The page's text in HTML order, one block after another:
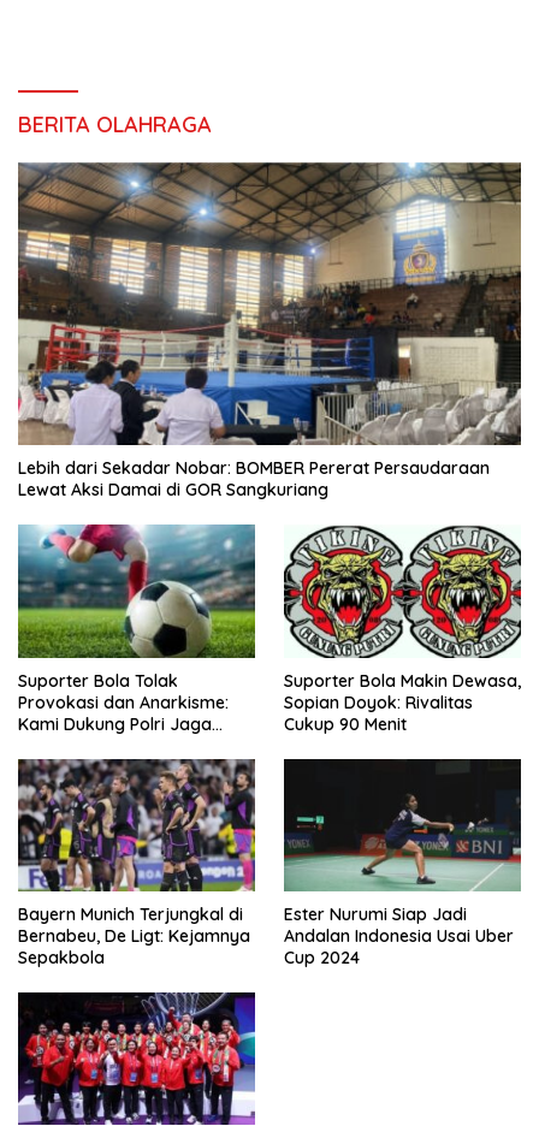
BERITA OLAHRAGA
Lebih dari Sekadar Nobar: BOMBER Pererat Persaudaraan
Lewat Aksi Damai di GOR Sangkuriang
Suporter Bola Tolak
Provokasi dan Anarkisme:
Kami Dukung Polri Jaga
Suporter Bola Makin Dewasa,
Sopian Doyok: Rivalitas
Cukup 90 Menit
Bayern Munich Terjungkal di
Bernabeu, De Ligt: Kejamnya
Sepakbola
Ester Nurumi Siap Jadi
Andalan Indonesia Usai Uber
Cup 2024